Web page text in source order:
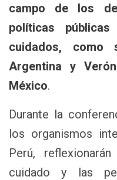
campo de los
políticas
cuidados, como
Argentina y
México.
Durante la
los organismos
Perú,
cuidado y las